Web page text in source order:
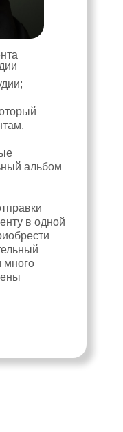
альбом
в одной
много